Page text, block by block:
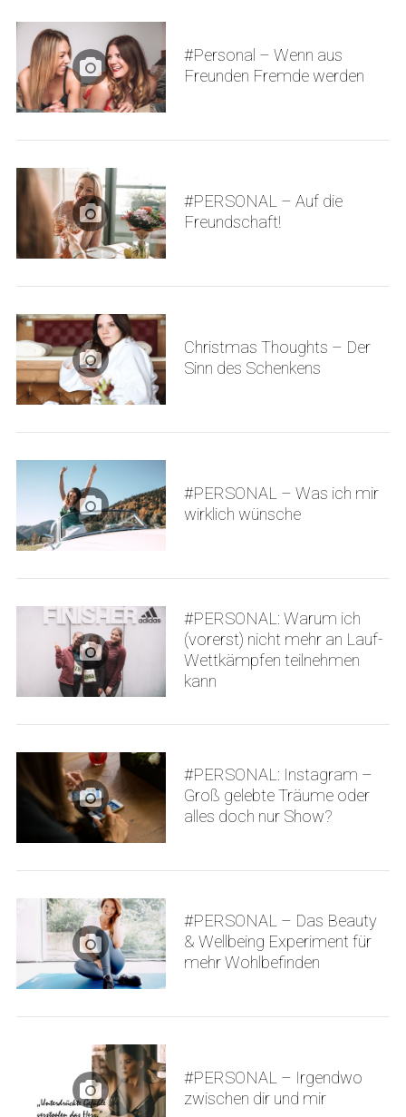
#Personal – Wenn aus
Freunden Fremde werden
#PERSONAL – Auf die
Freundschaft!
Christmas Thoughts – Der
Sinn des Schenkens
#PERSONAL – Was ich mir
wirklich wünsche
#PERSONAL: Warum ich
(vorerst) nicht mehr an Lauf-
Wettkämpfen teilnehmen
kann
#PERSONAL: Instagram –
Groß gelebte Träume oder
alles doch nur Show?
#PERSONAL – Das Beauty
& Wellbeing Experiment für
mehr Wohlbefinden
#PERSONAL – Irgendwo
zwischen dir und mir
r
c
h
f